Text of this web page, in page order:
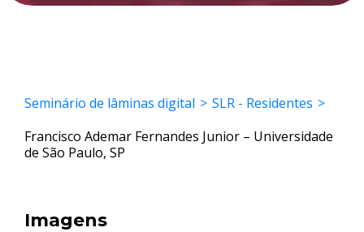
Seminário de lâminas digital
SLR - Residentes
Francisco Ademar Fernandes Junior – Universidade
de São Paulo, SP
Imagens